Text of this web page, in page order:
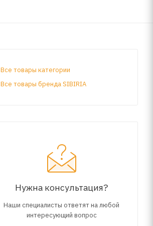
Все товары категории
Все товары бренда SIBIRIA
Нужна консультация?
Наши специалисты ответят на любой
интересующий вопрос